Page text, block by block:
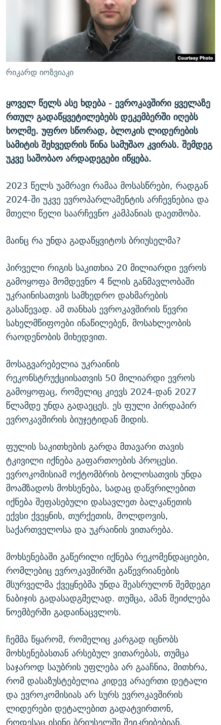
ᲛᲝᲚᲐᲞᲐᲠᲐᲙᲔ ᲢᲔᲥᲡᲢᲔᲑᲘ
ᲨᲘᲜ - ᲣᲪᲮᲝᲔᲗᲨᲘ
ᲚᲘᲢᲔᲠᲐᲢᲣᲠᲣᲚᲘ ᲬᲐᲮᲜᲐᲒᲔᲑᲘ
ᲐᲛᲔᲠᲘᲙᲣᲚᲘ ᲛᲝᲗᲮᲠᲝᲑᲐ
ᲘᲛᲞᲔᲠᲘᲐ ᲓᲐ ᲠᲐᲓᲘᲝ
ᲩᲔᲛᲘ ᲡᲘᲙᲕᲓᲘᲚᲘᲡ ᲛᲘᲖᲔᲖᲘᲐ COVID-19
11 ᲬᲔᲚᲘ - 11 ᲐᲛᲑᲐᲕᲘ
ᲡᲐᲞᲐᲠᲚᲐᲛᲔᲜᲢᲝ ᲐᲠᲩᲔᲕᲜᲔᲑᲘᲡ ᲘᲡᲢᲝᲠᲘᲐ
ᲑᲐᲕᲨᲕᲔᲑᲘ ᲞᲠᲝᲡᲢᲘᲢᲣᲪᲘᲐᲨᲘ - ᲐᲛᲝᲣᲗᲥᲛᲔᲚᲘ ᲐᲛᲑᲐᲕᲘ
5 ᲐᲛᲑᲐᲕᲘ - 20 ᲘᲕᲜᲘᲡᲡ ᲓᲐᲨᲐᲕᲔᲑᲣᲚᲔᲑᲘ
ᲐᲒᲕᲘᲡᲢᲝᲡ ᲝᲛᲘ
ПРИВЕТ ᲙᲣᲚᲢᲣᲠᲐ
რთე/რთ-ის ყველა საიტი
რიკარდ იოზვიაკი
ყოველ წელს ასე ხდება - ევროკავშირი ყველაზე
რთულ გადაწყვეტილებებს დეკემბერში იღებს
ხოლმე. უფრო სწორად, ბლოკის ლიდერების
სამიტის შეხვედრის წინა სამუშაო კვირას. შემდეგ
უკვე საშობაო არდადეგები იწყება.
2023 წელს უამრავი რამაა მოსასწრები, რადგან
2024-ში უკვე ევროპარლამენტის არჩევნებია და
მთელი წელი საარჩევნო კამპანიას დაეთმობა.
მაინც რა უნდა გადაწყვიტოს ბრიუსელმა?
პირველი რიგის საკითხია 20 მილიარდი ევროს
გამოყოფა მომდევნო 4 წლის განმავლობაში
უკრაინისათვის სამხედრო დახმარების
გასაწევად. ამ თანხას ევროკავშირის წევრი
სახელმწიფოები ინაწილებენ, მოსახლეობის
რაოდენობის მიხედვით.
მოსაგვარებელია უკრაინის
რეკონსტრუქციისათვის 50 მილიარდი ევროს
გამოყოფაც, რომელიც კიევს 2024-დან 2027
წლამდე უნდა გადაეცეს. ეს ფული პირდაპირ
ევროკავშირის ბიუჯეტიდან მიდის.
ფულის საკითხების გარდა მთავარი თავის
ტკივილი იქნება გაფართოების პროცესი.
ევროკომისიამ ოქტომბრის ბოლოსათვის უნდა
მოამზადოს მოხსენება, სადაც დაწვრილებით
იქნება შეფასებული დასავლეთ ბალკანეთის
ექვსი ქვეყნის, თურქეთის, მოლდოვის,
საქართველოსა და უკრაინის ვითარება.
მოხსენებაში გაწერილი იქნება რეკომენდაციები,
რომლებიც ევროკავშირში გაწევრიანების
მსურველმა ქვეყნებმა უნდა შეასრულონ შემდეგი
ნაბიჯის გადასადგმელად. თუმცა, ამან შეიძლება
ნოემბერში გადაინაცვლოს.
ჩემმა წყარომ, რომელიც კარგად იცნობს
მოხსენებასთან არსებულ ვითარებას, თუმცა
საჯაროდ საუბრის უფლება არ გააჩნია, მითხრა,
რომ დასაზუსტებელია კიდევ არაერთი დეტალი
და ევროკომისიას არ სურს ევროკავშირის
ლიდერები დეტალებით გადატვირთონ,